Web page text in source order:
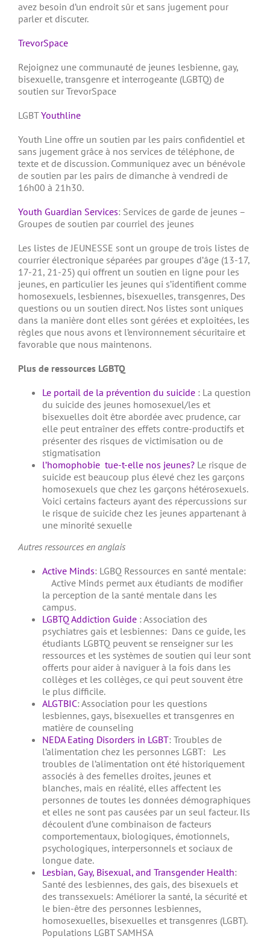
avez besoin d’un endroit sûr et sans jugement pour
parler et discuter.
TrevorSpace
Rejoignez une communauté de jeunes lesbienne, gay,
bisexuelle, transgenre et interrogeante (LGBTQ) de
soutien sur TrevorSpace
LGBTYouthline
Youth Line offre un soutien par les pairs confidentiel et
sans jugement grâce à nos services de téléphone, de
texte et de discussion. Communiquez avec un bénévole
de soutien par les pairs de dimanche à vendredi de
16h00 à 21h30.
Youth Guardian Services: Services de garde de jeunes –
Groupes de soutien par courriel des jeunes
Les listes de JEUNESSE sont un groupe de trois listes de
courrier électronique séparées par groupes d’âge (13-17,
17-21, 21-25) qui offrent un soutien en ligne pour les
jeunes, en particulier les jeunes qui s’identifient comme
homosexuels, lesbiennes, bisexuelles, transgenres, Des
questions ou un soutien direct. Nos listes sont uniques
dans la manière dont elles sont gérées et exploitées, les
règles que nous avons et l’environnement sécuritaire et
favorable que nous maintenons.
Plus de ressources LGBTQ
Le portail de la prévention du suicide : La question
du suicide des jeunes homosexuel/les et
bisexuelles doit être abordée avec prudence, car
elle peut entraîner des effets contre-productifs et
présenter des risques de victimisation ou de
stigmatisation
l’homophobie tue-t-elle nos jeunes? Le risque de
suicide est beaucoup plus élevé chez les garçons
homosexuels que chez les garçons hétérosexuels.
Voici certains facteurs ayant des répercussions sur
le risque de suicide chez les jeunes appartenant à
une minorité sexuelle
Autres ressources en anglais
Active Minds: LGBQ Ressources en santé mentale:
Active Minds permet aux étudiants de modifier
la perception de la santé mentale dans les
campus.
LGBTQ Addiction Guide : Association des
psychiatres gais et lesbiennes: Dans ce guide, les
étudiants LGBTQ peuvent se renseigner sur les
ressources et les systèmes de soutien qui leur sont
offerts pour aider à naviguer à la fois dans les
collèges et les collèges, ce qui peut souvent être
le plus difficile.
ALGTBIC: Association pour les questions
lesbiennes, gays, bisexuelles et transgenres en
matière de counseling
NEDA Eating Disorders in LGBT: Troubles de
l’alimentation chez les personnes LGBT:
Les
troubles de l’alimentation ont été historiquement
associés à des femelles droites, jeunes et
blanches, mais en réalité, elles affectent les
personnes de toutes les données démographiques
et elles ne sont pas causées par un seul facteur. Ils
découlent d’une combinaison de facteurs
comportementaux, biologiques, émotionnels,
psychologiques, interpersonnels et sociaux de
longue date.
Lesbian, Gay, Bisexual, and Transgender Health:
Santé des lesbiennes, des gais, des bisexuels et
des transsexuels: Améliorer la santé, la sécurité et
le bien-être des personnes lesbiennes,
homosexuelles, bisexuelles et transgenres (LGBT).
Populations LGBT SAMHSA